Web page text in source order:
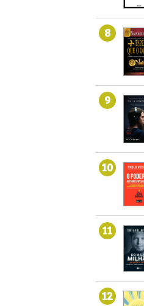
8
9
10
11
12